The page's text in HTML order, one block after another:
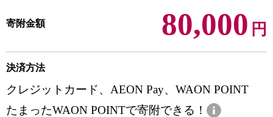
寄附金額 80,000 円
決済方法
クレジットカード、AEON Pay、WAON POINT
たまったWAON POINTで寄附できる！